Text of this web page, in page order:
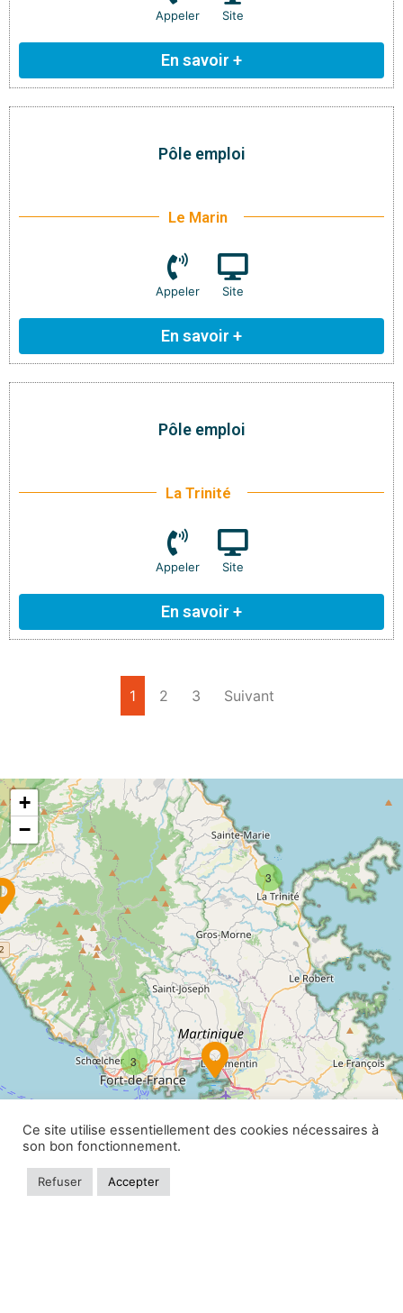
Appeler Site
En savoir +
Pôle emploi
Le Marin
Appeler Site
En savoir +
Pôle emploi
La Trinité
Appeler Site
En savoir +
1 2 3 Suivant
3
3
+
−
Ce site utilise essentiellement des cookies nécessaires à
son bon fonctionnement.
Refuser Accepter